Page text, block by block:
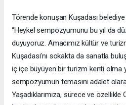
Törende konuşan Kuşadası belediye
“Heykel sempozyumunu bu yıl da
duyuyoruz. Amacımız kültür ve
Kuşadası’nı sokakta da sanatla
iç içe büyüyen bir turizm kenti olma
sempozyumun temasını adalet
Yaşadıklarımıza, sürece ve özellikle